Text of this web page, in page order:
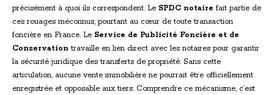
précisément à quoi ils correspondent. Le SPDC notaire fait partie de
ces rouages méconnus, pourtant au cœur de toute transaction
foncière en France. Le Service de Publicité Foncière et de
Conservation travaille en lien direct avec les notaires pour garantir
la sécurité juridique des transferts de propriété. Sans cette
articulation, aucune vente immobilière ne pourrait être officiellement
enregistrée et opposable aux tiers. Comprendre ce mécanisme, c’est